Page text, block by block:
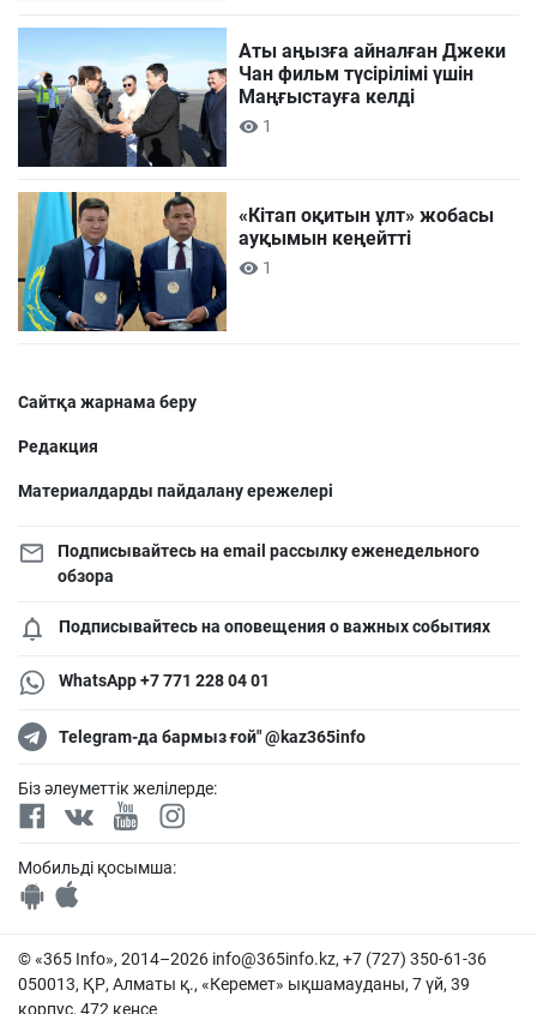
Аты аңызға айналған Джеки
Чан фильм түсірілімі үшін
Маңғыстауға келді
1
«Кітап оқитын ұлт» жобасы
ауқымын кеңейтті
1
Сайтқа жарнама беру
Редакция
Материалдарды пайдалану ережелері
Подписывайтесь на email рассылку еженедельного
обзора
Подписывайтесь на оповещения о важных событиях
WhatsApp +7 771 228 04 01
Telegram-да бармыз ғой" @kaz365info
Біз әлеуметтік желілерде:
Мобильді қосымша:
© «365 Info», 2014–2026 info@365info.kz, +7 (727) 350-61-36
050013, ҚР, Алматы қ., «Керемет» ықшамауданы, 7 үй, 39
корпус, 472 кеңсе